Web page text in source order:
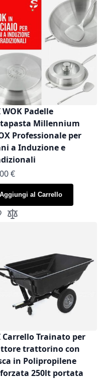
WOK Padelle
Millennium
Professionale per
a Induzione e
as
€
Aggiungi al Carrello
alla lista desideri
Aggiungi al confronto
Carrello Trainato per
trattorino con
in Polipropilene
250lt portata